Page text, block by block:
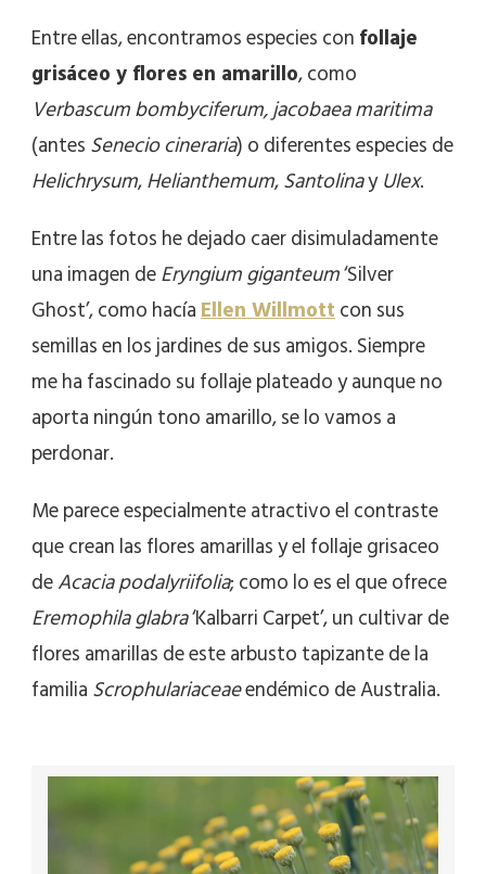
Entre ellas, encontramos especies confollaje
grisáceo y flores en amarillo, como
Verbascum bombyciferum, jacobaea maritima
(antesSenecio cineraria) o diferentes especies de
Helichrysum,Helianthemum,SantolinayUlex.
Entre las fotos he dejado caer disimuladamente
una imagen deEryngium giganteum‘Silver
Ghost’, como hacíaEllen Willmottcon sus
semillas en los jardines de sus amigos. Siempre
me ha fascinado su follaje plateado y aunque no
aporta ningún tono amarillo, se lo vamos a
perdonar.
Me parece especialmente atractivo el contraste
que crean las flores amarillas y el follaje grisaceo
deAcacia podalyriifolia; como lo es el que ofrece
Eremophila glabra‘Kalbarri Carpet’, un cultivar de
flores amarillas de este arbusto tapizante de la
familiaScrophulariaceaeendémico de Australia.